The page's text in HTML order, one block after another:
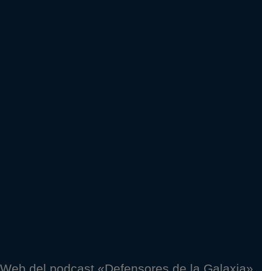
Web del podcast «Defensores de la Galaxia»,